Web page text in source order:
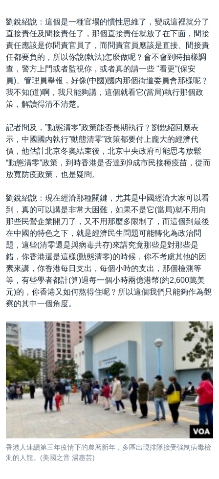
劉銳紹說：這個是一種官場的慣性思維了，變成這裡就分了
直接責任及間接責任了，那個直接責任就放了在下面，間接
責任應該是你問責官員了，而問責官員應該是直接、間接責
任都要負的，所以你說(執法)怎麼做呢﹖會不會到時抽樣調
查，警方上門或者監視你，或者真的請一些 "看更”(保安
員)、管理員舉報，好像(中國)國內那個街道委員會那樣呢﹖
我不知(道)啊，我只能夠講，這個就看它(當局)執行那個政
策，解讀得清不清楚。
記者問及，”動態清零”政策能否長期執行﹖劉銳紹回應表
示，中國國內執行”動態清零”政策都要付上龐大的經濟代
價，他估計北京冬奧結束後，北京中央政府可能思考放鬆
“動態清零”政策，到時香港是否達到9成市民接種疫苗，從而
放寬防疫政策，也是疑問。
劉銳紹說：現在經濟那種關鍵，尤其是中國經濟大家可以看
到，真的可以講是非常大困難，如果不是它(當局)就不用向
那些民營企業開刀了，又不用那麼多限制了，而這個到最後
在中國的特色之下，就是經濟民生問題可能轉化為政治問
題，這些(清零還是與病毒共存)來講究竟那些是對那些是
錯，你香港還是這樣(動態清零)的時候，你不考慮其他的因
素來講，你香港每日支出，每個小時的支出，那個檢測等
等，有些學者都計(算)過每一個小時兩億港幣(約2,600萬美
元)的，你香港又如何熬得住呢﹖所以這個我們只能夠作為觀
察的其中一個角度。
香港人連續第三年疫情下的農曆新年，多區出現排隊接受強制病毒檢
測的人龍。(美國之音 湯惠芸)